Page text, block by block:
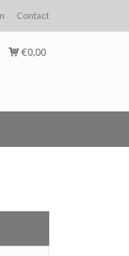
Contact
€0,00